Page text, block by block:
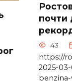
почти
43
https://
2025-